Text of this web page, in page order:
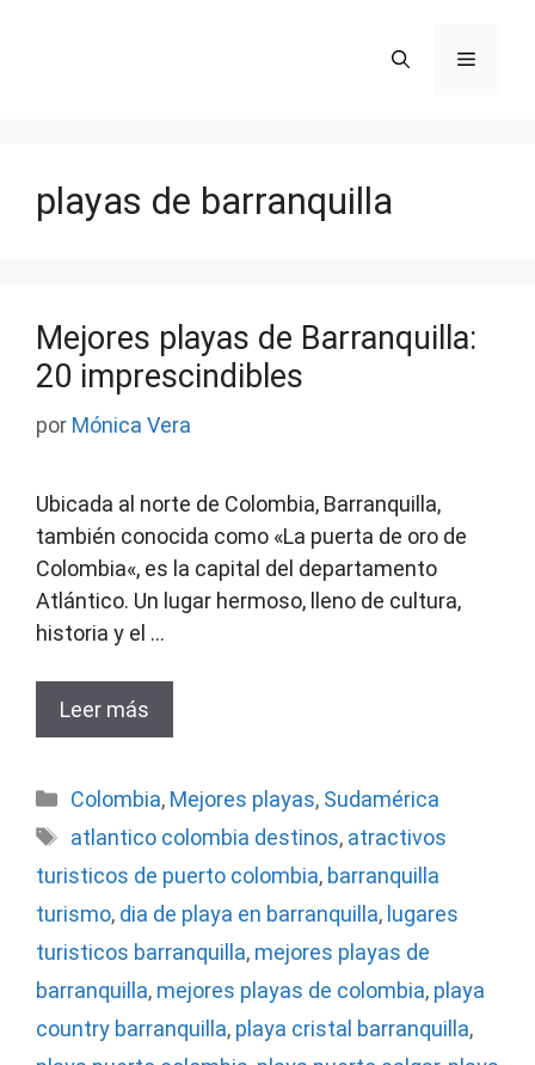
Menú
playas de barranquilla
Mejores playas de Barranquilla:
20 imprescindibles
por Mónica Vera
Ubicada al norte de Colombia, Barranquilla,
también conocida como «La puerta de oro de
Colombia«, es la capital del departamento
Atlántico. Un lugar hermoso, lleno de cultura,
historia y el …
Leer más
Categorías
Colombia, Mejores playas, Sudamérica
Etiquetas
atlantico colombia destinos, atractivos
turisticos de puerto colombia, barranquilla
turismo, dia de playa en barranquilla, lugares
turisticos barranquilla, mejores playas de
barranquilla, mejores playas de colombia, playa
country barranquilla, playa cristal barranquilla,